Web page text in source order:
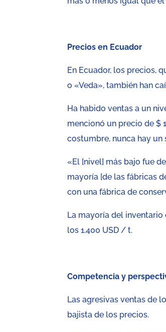
Precios en Ecuador
En Ecuador, los precios,
o «Veda», también han
Ha habido ventas a un
mencionó un precio de $
costumbre, nunca hay
«El [nivel] más bajo fue
mayoría [de las fábricas
con una fábrica de
La mayoría del
los 1.400 USD / t.
Competencia y
Las agresivas ventas de
bajista de los precios.